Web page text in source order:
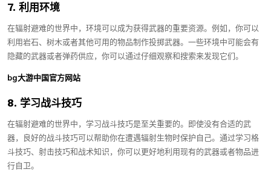
7. 利用环境
在辐射避难的世界中，环境可以成为获得武器的重要资源。例如，你可以
利用岩石、树木或者其他可用的物品制作投掷武器。一些环境中可能会有
隐藏的武器或者弹药供应，你可以通过仔细观察和搜索来发现它们。
bg大游中国官方网站
8. 学习战斗技巧
在辐射避难的世界中，学习战斗技巧是至关重要的。即使没有合适的武
器，良好的战斗技巧可以帮助你在遭遇辐射生物时保护自己。通过学习格
斗技巧、射击技巧和战术知识，你可以更好地利用现有的武器或者物品进
行自卫。